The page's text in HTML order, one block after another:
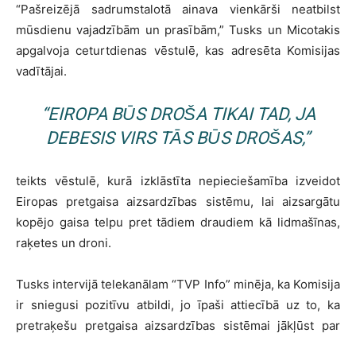
“Pašreizējā sadrumstalotā ainava vienkārši neatbilst
mūsdienu vajadzībām un prasībām,” Tusks un Micotakis
apgalvoja ceturtdienas vēstulē, kas adresēta Komisijas
vadītājai.
“EIROPA BŪS DROŠA TIKAI TAD, JA
DEBESIS VIRS TĀS BŪS DROŠAS,”
teikts vēstulē, kurā izklāstīta nepieciešamība izveidot
Eiropas pretgaisa aizsardzības sistēmu, lai aizsargātu
kopējo gaisa telpu pret tādiem draudiem kā lidmašīnas,
raķetes un droni.
Tusks intervijā telekanālam “TVP Info” minēja, ka Komisija
ir sniegusi pozitīvu atbildi, jo īpaši attiecībā uz to, ka
pretraķešu pretgaisa aizsardzības sistēmai jākļūst par